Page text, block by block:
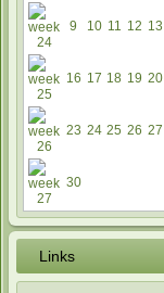
9 10 11 12 13
16 17 18 19 20
23 24 25 26 27
30
Links